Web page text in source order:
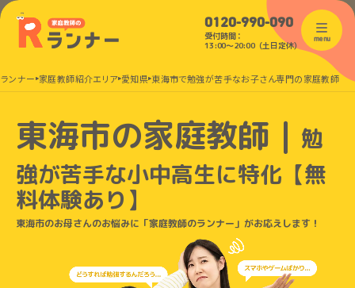
0120-990-090
受付時間：
13:00〜20:00（土日定休）
menu
ンナー 家庭教師紹介エリア 愛知県 東海市で勉強が苦手なお子さん専門の家庭教師
東海市の家庭教師｜ 勉
強が苦手な小中高生に特化 【無
料体験あり】
東海市のお母さんのお悩みに「家庭教師のランナー」がお応えします！